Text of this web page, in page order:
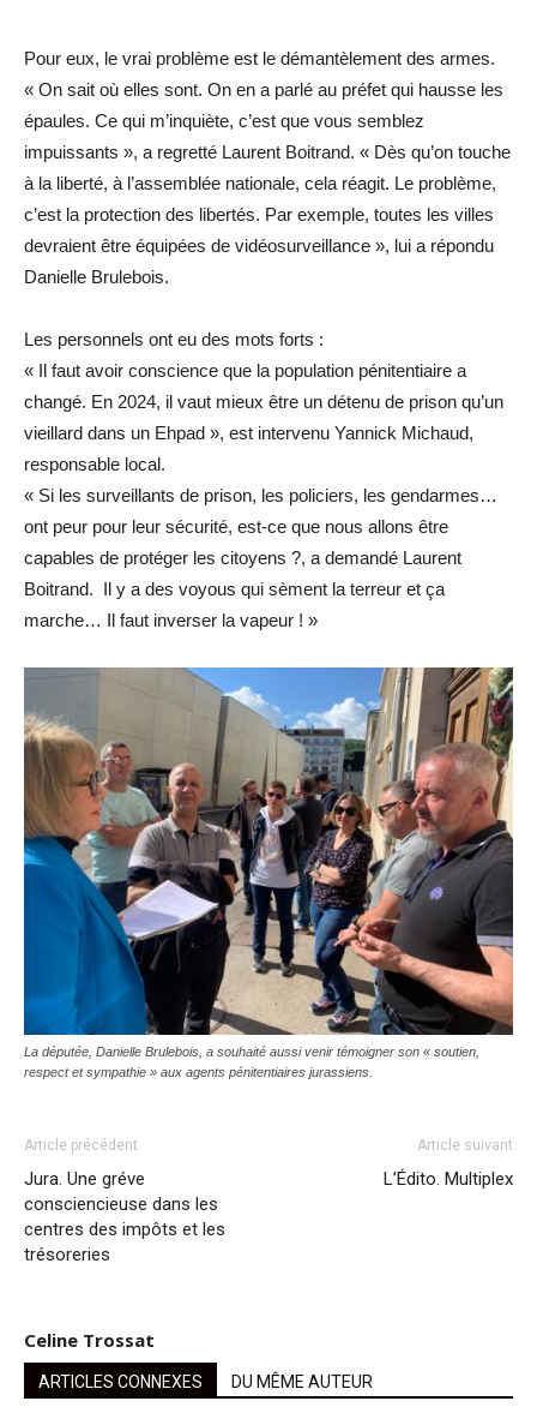
Pour eux, le vrai problème est le démantèlement des armes.
« On sait où elles sont. On en a parlé au préfet qui hausse les
épaules. Ce qui m’inquiète, c’est que vous semblez
impuissants », a regretté Laurent Boitrand. « Dès qu’on touche
à la liberté, à l’assemblée nationale, cela réagit. Le problème,
c’est la protection des libertés. Par exemple, toutes les villes
devraient être équipées de vidéosurveillance », lui a répondu
Danielle Brulebois.
Les personnels ont eu des mots forts :
« Il faut avoir conscience que la population pénitentiaire a
changé. En 2024, il vaut mieux être un détenu de prison qu’un
vieillard dans un Ehpad », est intervenu Yannick Michaud,
responsable local.
« Si les surveillants de prison, les policiers, les gendarmes…
ont peur pour leur sécurité, est-ce que nous allons être
capables de protéger les citoyens ?, a demandé Laurent
Boitrand. Il y a des voyous qui sèment la terreur et ça
marche… Il faut inverser la vapeur ! »
La députée, Danielle Brulebois, a souhaité aussi venir témoigner son « soutien,
respect et sympathie » aux agents pénitentiaires jurassiens.
Article précédent
Jura. Une gréve
consciencieuse dans les
centres des impôts et les
trésoreries
Article suivant
L’Édito. Multiplex
Celine Trossat
ARTICLES CONNEXES DU MÊME AUTEUR